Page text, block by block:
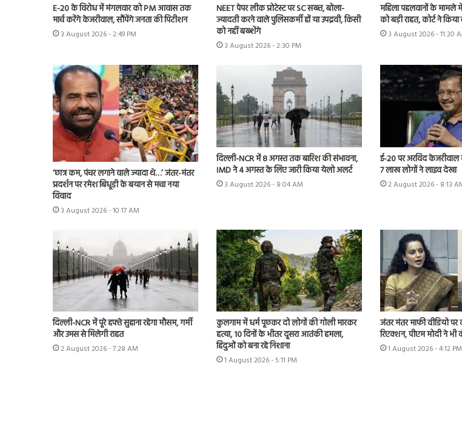
E-20 के विरोध में मंगलवार को PM आवास तक
मार्च करेंगे केजरीवाल, सौंपेंगे जनता की पिटीशन
3 August 2026 - 2:49 PM
NEET पेपर लीक प्रोटेस्ट पर SC सख्त, बोला-
ज्यादती करने वाले पुलिसकर्मी हों या उपद्रवी, किसी
को नहीं बख्शेंगे
3 August 2026 - 2:30 PM
महिला पहलवानों के
को बड़ी राहत, कोर्ट ने किया
3 August 2026 - 11:20
‘छात्र कम, पंचर लगाने वाले ज्यादा थे…’ जंतर-मंतर
प्रदर्शन पर रमेश बिधूड़ी के बयान से मचा नया
विवाद
3 August 2026 - 10:17 AM
दिल्ली-NCR में 8 अगस्त तक बारिश की संभावना,
IMD ने 4 अगस्त के लिए जारी किया येलो अलर्ट
3 August 2026 - 8:04 AM
ई-20 पर अरविंद केजरीवाल
7 लाख लोगों ने लाइव देखा
2 August 2026 - 8:13
दिल्ली-NCR में पूरे हफ्ते सुहाना रहेगा मौसम, गर्मी
और उमस से मिलेगी राहत
2 August 2026 - 7:28 AM
कुलगाम में धर्म पूछकर दो लोगों की गोली मारकर
हत्या, 10 दिनों के भीतर दूसरा आतंकी हमला,
हिंदुओं को बना रहे निशाना
1 August 2026 - 5:11 PM
जंतर मंतर माफी वीडियो पर
रिएक्शन, पीएम मोदी ने
1 August 2026 - 4:12 PM